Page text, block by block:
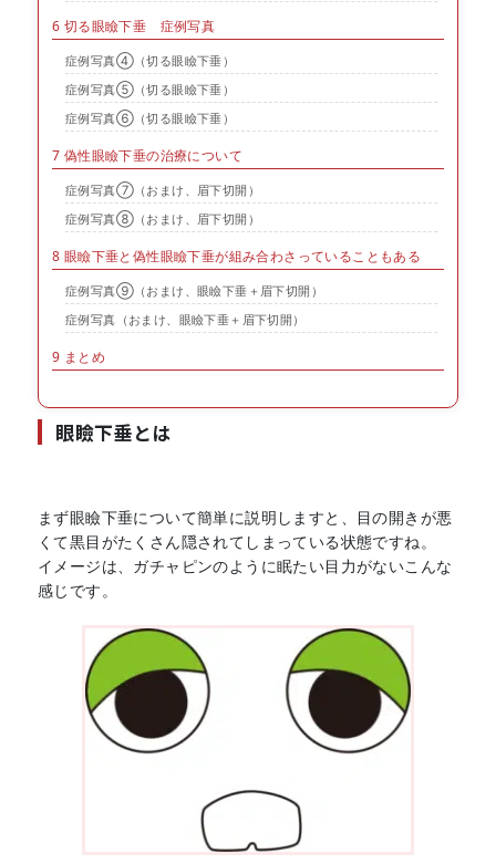
6 切る眼瞼下垂 症例写真
症例写真④（切る眼瞼下垂）
症例写真⑤（切る眼瞼下垂）
症例写真⑥（切る眼瞼下垂）
7 偽性眼瞼下垂の治療について
症例写真⑦（おまけ、眉下切開）
症例写真⑧（おまけ、眉下切開）
8 眼瞼下垂と偽性眼瞼下垂が組み合わさっていることもある
症例写真⑨（おまけ、眼瞼下垂＋眉下切開）
症例写真（おまけ、眼瞼下垂＋眉下切開）
9 まとめ
眼瞼下垂とは
まず眼瞼下垂について簡単に説明しますと、目の開きが悪
くて黒目がたくさん隠されてしまっている状態ですね。
イメージは、ガチャピンのように眠たい目力がないこんな
感じです。